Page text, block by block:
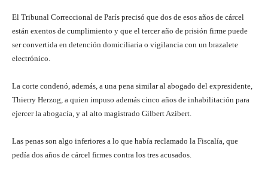
El Tribunal Correccional de París precisó que dos de esos años de cárcel
están exentos de cumplimiento y que el tercer año de prisión firme puede
ser convertida en detención domiciliaria o vigilancia con un brazalete
electrónico.
La corte condenó, además, a una pena similar al abogado del expresidente,
Thierry Herzog, a quien impuso además cinco años de inhabilitación para
ejercer la abogacía, y al alto magistrado Gilbert Azibert.
Las penas son algo inferiores a lo que había reclamado la Fiscalía, que
pedía dos años de cárcel firmes contra los tres acusados.